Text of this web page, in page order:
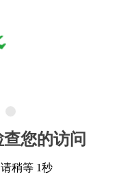
您的访问
稍等 1秒